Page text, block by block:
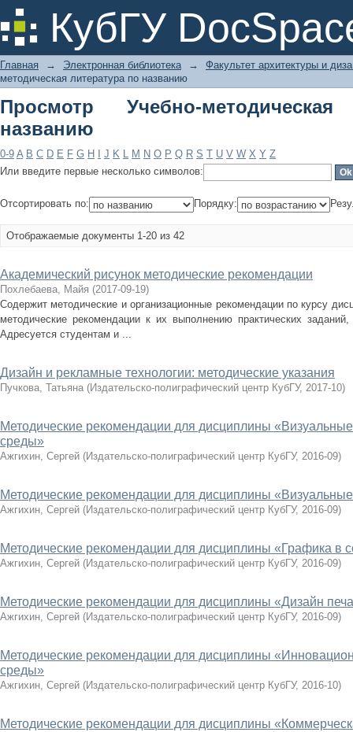
КубГУ
Просмотр Учебно-методическая
Главная → Электронная библиотека →
Факультет архитектуры и
методическая литература по названию
Просмотр Учебно-
названию
0-9 A B C D E F G H J K L M N O P Q R S T U V W X Y Z
Или введите первые несколько символов:
Отсортировать по: Порядку:
Отображаемые документы 1-20 из 42
Академический рисунок методические рекомендации
Похлебаева, Майя (2017-09-19)
Содержит методические и организационные рекомендации по курсу
методические рекомендации к их выполнению практических
Адресуется студентам и ...
Дизайн и рекламные технологии: методические указания
Пучкова, Татьяна (Издательско-полиграфический центр КубГУ, 2017-10)
Методические рекомендации для дисциплины
среды»
Ажгихин, Сергей (Издательско-полиграфический центр КубГУ, 2016-09)
Методические рекомендации для дисциплины
Ажгихин, Сергей (Издательско-полиграфический центр КубГУ, 2016-09)
Методические рекомендации для дисциплины «Графика в
Ажгихин, Сергей (Издательско-полиграфический центр КубГУ, 2016-09)
Методические рекомендации для дисциплины «Дизайн
Ажгихин, Сергей (Издательско-полиграфический центр КубГУ, 2016-09)
Методические рекомендации для дисциплины
среды»
Ажгихин, Сергей (Издательско-полиграфический центр КубГУ, 2016-10)
Методические рекомендации для дисциплины